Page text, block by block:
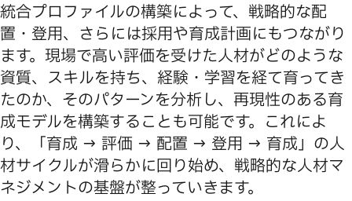
統合プロファイルの構築によって、戦略的な配
置・登用、さらには採用や育成計画にもつながり
ます。現場で高い評価を受けた人材がどのような
資質、スキルを持ち、経験・学習を経て育ってき
たのか、そのパターンを分析し、再現性のある育
成モデルを構築することも可能です。これによ
り、「育成 → 評価 → 配置 → 登用 → 育成」の人
材サイクルが滑らかに回り始め、戦略的な人材マ
ネジメントの基盤が整っていきます。